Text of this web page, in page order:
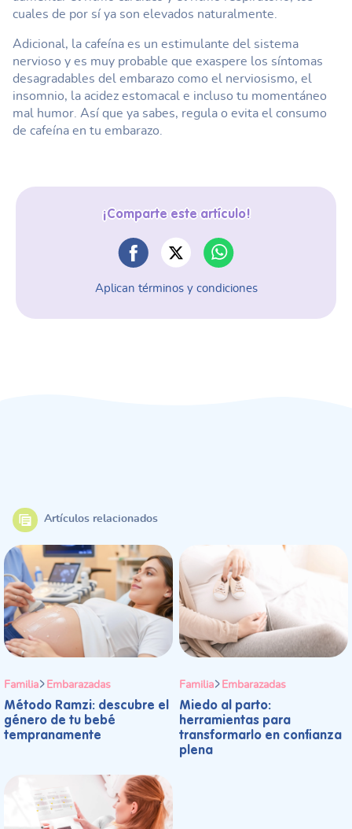
cuales de por sí ya son elevados naturalmente.
Adicional, la cafeína es un estimulante del sistema
nervioso y es muy probable que exaspere los síntomas
desagradables del embarazo como el nerviosismo, el
insomnio, la acidez estomacal e incluso tu momentáneo
mal humor. Así que ya sabes, regula o evita el consumo
de cafeína en tu embarazo.
¡Comparte este artículo!
Aplican términos y condiciones
Artículos relacionados
Familia Embarazadas
Método Ramzi: descubre el
género de tu bebé
tempranamente
Familia Embarazadas
Miedo al parto:
herramientas para
transformarlo en confianza
plena